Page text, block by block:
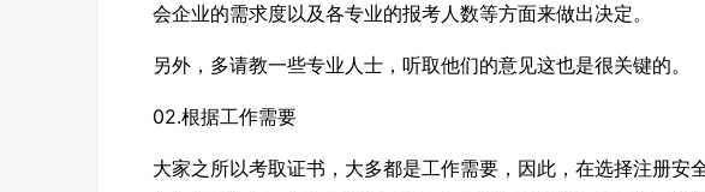
会企业的需求度以及各专业的报考人数等方面来做出决定。
另外，多请教一些专业人士，听取他们的意见这也是很关键的。
02.根据工作需要
大家之所以考取证书，大多都是工作需要，因此，在选择注册安